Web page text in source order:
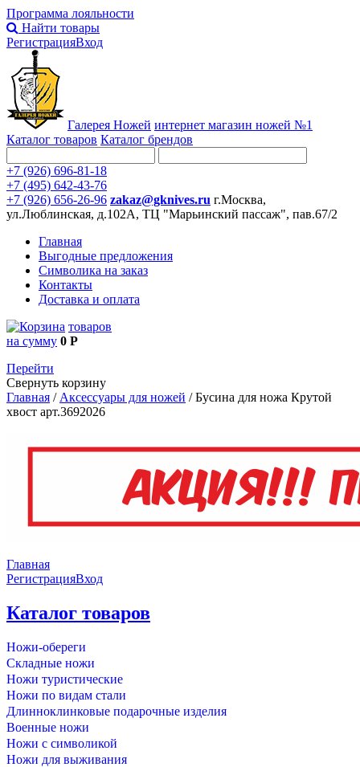
Программа лояльности
Найти товары
РегистрацияВход
Галерея Ножей интернет магазин ножей №1
Каталог товаров Каталог брендов
+7 (926) 696-81-18
+7 (495) 642-43-76
+7 (926) 656-26-96 zakaz@gknives.ru г.Москва,
ул.Люблинская, д.102А, ТЦ "Марьинский пассаж", пав.67/2
Главная
Выгодные предложения
Символика на заказ
Контакты
Доставка и оплата
товаров
на сумму 0 Р
Перейти
Свернуть корзину
Главная / Аксессуары для ножей /Бусина для ножа Крутой
хвост арт.3692026
Главная
РегистрацияВход
Каталог товаров
Ножи-обереги
Складные ножи
Ножи туристические
Ножи по видам стали
Длинноклинковые подарочные изделия
Военные ножи
Ножи с символикой
Ножи для выживания